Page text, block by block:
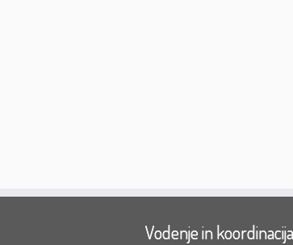
Vodenje in koordinacija